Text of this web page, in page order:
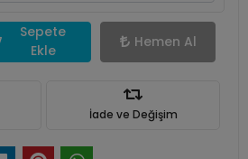
Sepete
Ekle
Hemen Al
İade ve Değişim